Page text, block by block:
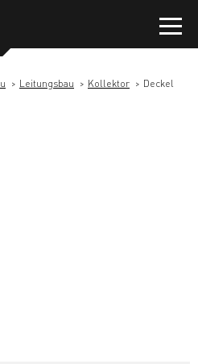
Leitungsbau Kollektor Deckel